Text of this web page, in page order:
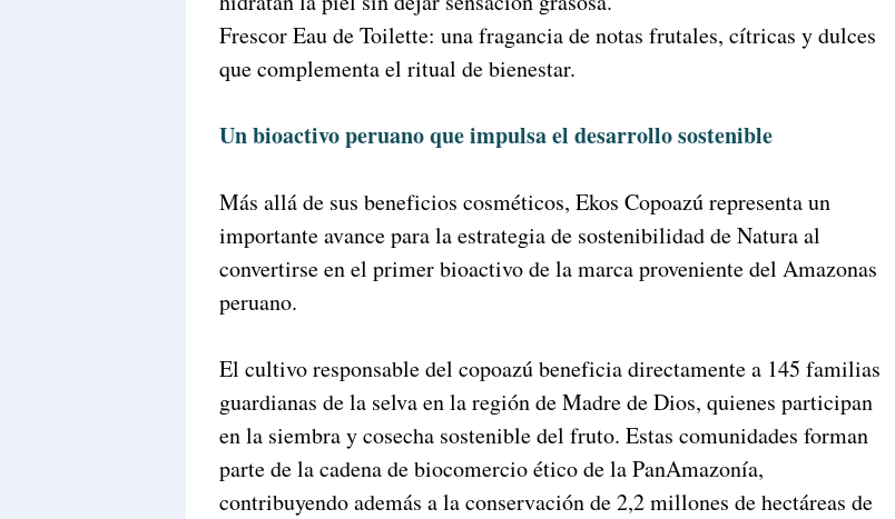
Frescor Eau de Toilette: una fragancia de notas frutales, cítricas y dulces
que complementa el ritual de bienestar.
Un bioactivo peruano que impulsa el desarrollo sostenible
Más allá de sus beneficios cosméticos, Ekos Copoazú representa un
importante avance para la estrategia de sostenibilidad de Natura al
convertirse en el primer bioactivo de la marca proveniente del Amazonas
peruano.
El cultivo responsable del copoazú beneficia directamente a 145 familias
guardianas de la selva en la región de Madre de Dios, quienes participan
en la siembra y cosecha sostenible del fruto. Estas comunidades forman
parte de la cadena de biocomercio ético de la PanAmazonía,
contribuyendo además a la conservación de 2,2 millones de hectáreas de